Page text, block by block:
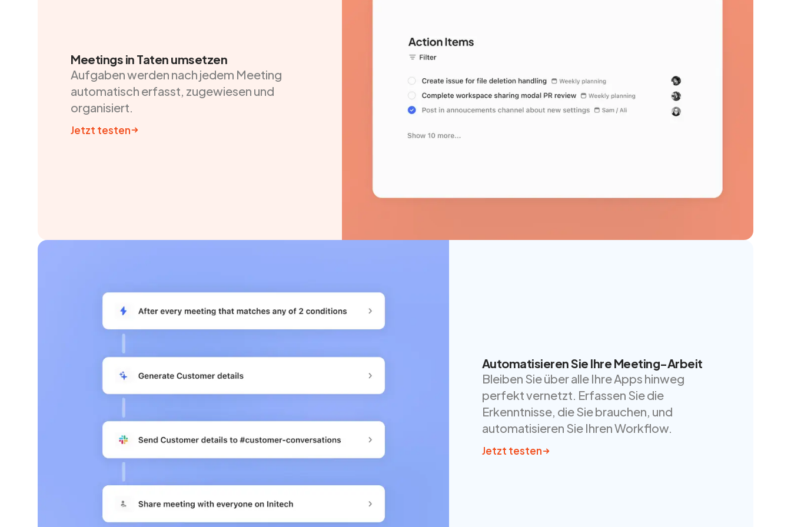
Meetings in Taten umsetzen
Aufgaben werden nach jedem Meeting
automatisch erfasst, zugewiesen und
organisiert.
Jetzt testen
Automatisieren Sie Ihre Meeting-Arbeit
Bleiben Sie über alle Ihre Apps hinweg
perfekt vernetzt. Erfassen Sie die
Erkenntnisse, die Sie brauchen, und
automatisieren Sie Ihren Workflow.
Jetzt testen